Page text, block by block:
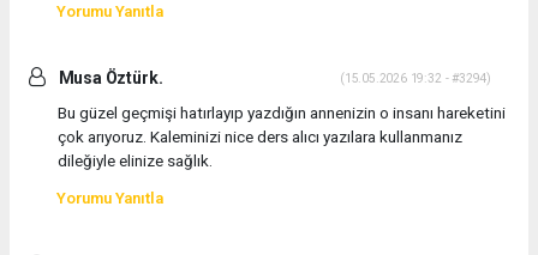
Yorumu Yanıtla
Musa Öztürk. (15.05.2026 19:32 - #3294)
Bu güzel geçmişi hatırlayıp yazdığın annenizin o insanı hareketini
çok arıyoruz. Kaleminizi nice ders alıcı yazılara kullanmanız
dileğiyle elinize sağlık.
Yorumu Yanıtla